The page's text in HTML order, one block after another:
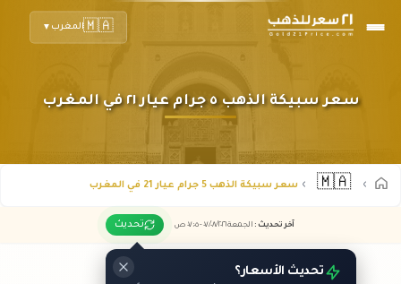
🇲🇦المغرب ▼
سعر سبيكة الذهب ٥ جرام عيار ٢١ في المغرب
🇲🇦 سعر سبيكة الذهب 5 جرام عيار 21 في المغرب
آخر تحديث : الجمعة ٠٧ /٠٨/٢٠٢٦ - ٠٧:٠٥ ص تحديث
تحديث الأسعار؟